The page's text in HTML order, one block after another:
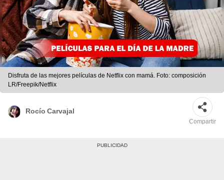
Disfruta de las mejores películas de Netflix con mamá. Foto: composición
LR/Freepik/Netflix
Rocío Carvajal
Compartir